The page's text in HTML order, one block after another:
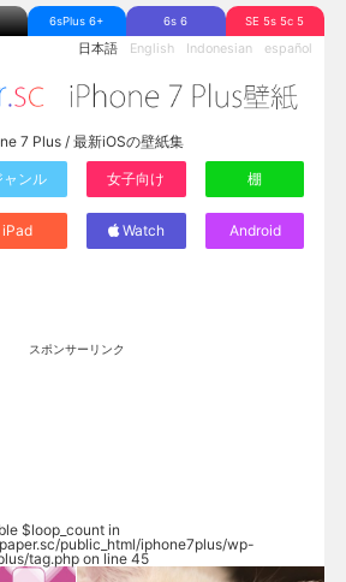
6sPlus 6+ 6s 6 SE 5s 5c 5
日本語 English Indonesian español
7 Plus / 最新iOSの壁紙集
ャンル 女子向け 棚
iPad Watch Android
スポンサーリンク
$loop_count in
public_html/iphone7plus/wp-
tag.php on line 45